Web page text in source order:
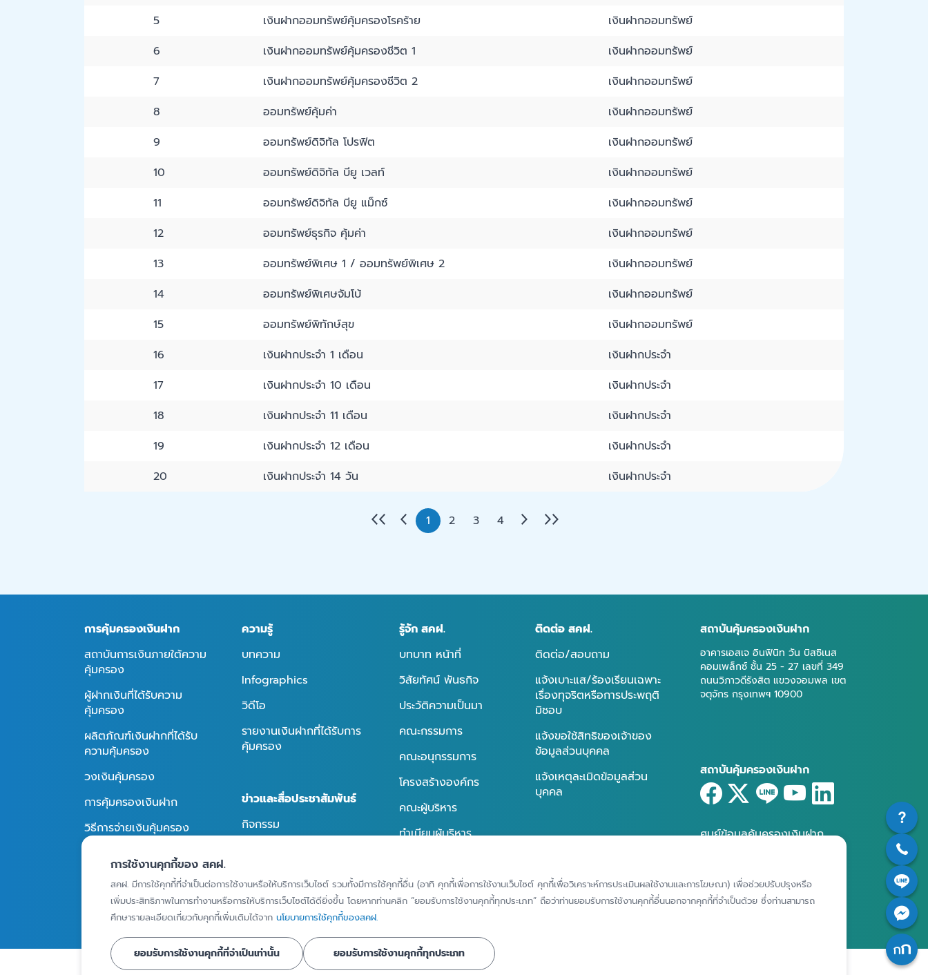
5
เงินฝากออมทรัพย์คุ้มครองโรคร้าย
เงินฝากออมทรัพย์
6
เงินฝากออมทรัพย์คุ้มครองชีวิต 1
เงินฝากออมทรัพย์
7
เงินฝากออมทรัพย์คุ้มครองชีวิต 2
เงินฝากออมทรัพย์
8
ออมทรัพย์คุ้มค่า
เงินฝากออมทรัพย์
9
ออมทรัพย์ดิจิทัล โปรฟิต
เงินฝากออมทรัพย์
10
ออมทรัพย์ดิจิทัล บียู เวลท์
เงินฝากออมทรัพย์
11
ออมทรัพย์ดิจิทัล บียู แม็กซ์
เงินฝากออมทรัพย์
12
ออมทรัพย์ธุรกิจ คุ้มค่า
เงินฝากออมทรัพย์
13
ออมทรัพย์พิเศษ 1 / ออมทรัพย์พิเศษ 2
เงินฝากออมทรัพย์
14
ออมทรัพย์พิเศษจัมโบ้
เงินฝากออมทรัพย์
15
ออมทรัพย์พิทักษ์สุข
เงินฝากออมทรัพย์
16
เงินฝากประจำ 1 เดือน
เงินฝากประจำ
17
เงินฝากประจำ 10 เดือน
เงินฝากประจำ
18
เงินฝากประจำ 11 เดือน
เงินฝากประจำ
19
เงินฝากประจำ 12 เดือน
เงินฝากประจำ
20
เงินฝากประจำ 14 วัน เงินฝากประจำ
1 2 3 4
การคุ้มครองเงินฝาก
สถาบันการเงินภายใต้ความ
คุ้มครอง
ผู้ฝากเงินที่ได้รับความ
คุ้มครอง
ผลิตภัณฑ์เงินฝากที่ได้รับ
ความคุ้มครอง
วงเงินคุ้มครอง
การคุ้มครองเงินฝาก
วิธีการจ่ายเงินคุ้มครอง
ถาม - ตอบ
ความรู้
บทความ
Infographics
วิดีโอ
รายงานเงินฝากที่ได้รับการ
คุ้มครอง
ข่าวและสื่อประชาสัมพันธ์
กิจกรรม
สื่อประชาสัมพันธ์
รู้จัก สคฝ.
บทบาท หน้าที่
วิสัยทัศน์ พันธกิจ
ประวัติความเป็นมา
คณะกรรมการ
คณะอนุกรรมการ
โครงสร้างองค์กร
คณะผู้บริหาร
ทำเนียบผู้บริหาร
ติดต่อ สคฝ.
ติดต่อ/สอบถาม
แจ้งเบาะแส/ร้องเรียนเฉพาะ
เรื่องทุจริตหรือการประพฤติ
มิชอบ
แจ้งขอใช้สิทธิของเจ้าของ
ข้อมูลส่วนบุคคล
แจ้งเหตุละเมิดข้อมูลส่วน
บุคคล
สถาบันคุ้มครองเงินฝาก
อาคารเอสเจ อินฟินิท วัน บิสซิเนส
คอมเพล็กซ์ ชั้น 25 - 27 เลขที่ 349
ถนนวิภาวดีรังสิต แขวงจอมพล เขต
จตุจักร กรุงเทพฯ 10900
สถาบันคุ้มครองเงินฝาก
ศูนย์ข้อมูลคุ้มครองเงินฝาก
© Copyright 2024 - สถาบันคุ้มครองเงินฝาก : Deposit Protection Agency - All Rights Reserved
การใช้งานคุกกี้ของ สคฝ.
สคฝ. มีการใช้คุกกี้ที่จำเป็นต่อการใช้งานหรือให้บริการเว็บไซต์ รวมทั้งมีการใช้คุกกี้อื่น (อาทิ คุกกี้เพื่อการใช้งานเว็บไซต์ คุกกี้เพื่อวิเคราะห์การประเมินผลใช้งานและการโฆษณา) เพื่อช่วยปรับปรุงหรือ
เพิ่มประสิทธิภาพในการทำงานหรือการให้บริการเว็บไซต์ได้ดียิ่งขึ้น โดยหากท่านคลิก “ยอมรับการใช้งานคุกกี้ทุกประเภท” ถือว่าท่านยอมรับการใช้งานคุกกี้อื่นนอกจากคุกกี้ที่จำเป็นด้วย ซึ่งท่านสามารถ
ศึกษารายละเอียดเกี่ยวกับคุกกี้เพิ่มเติมได้จากนโยบายการใช้คุกกี้ของสคฝ.
ยอมรับการใช้งานคุกกี้ที่จำเป็นเท่านั้น ยอมรับการใช้งานคุกกี้ทุกประเภท